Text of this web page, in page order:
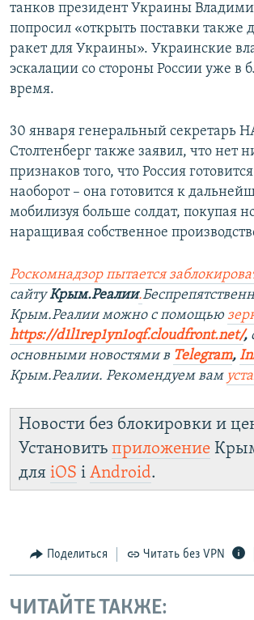
танков президент Украины
попросил «открыть поставки также
ракет для Украины». Украинские
эскалации со стороны России уже в
время.
30 января генеральный секретарь
Столтенберг также заявил, что нет
признаков того, что Россия
наоборот – она готовится к
мобилизуя больше солдат, покупая
наращивая собственное
Роскомнадзор пытается
сайтуКрым.Реалии.
Крым.Реалии можно с помощью
https://d1l1rep1yn1oqf.cloudfront.net/,
основными новостями в Telegram,
Крым.Реалии. Рекомендуем вам
Новости без блокировки и
Установить приложение
для iOS і Android.
Поделиться Читать без VPN
ЧИТАЙТЕ ТАКЖЕ: